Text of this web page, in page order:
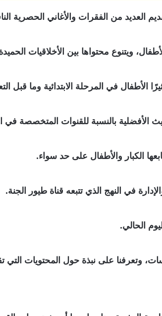
العديد من الفقرات والأغاني الحصرية
ويتنوع محتواها بين الأخلاقيات
الأطفال في المرحلة الابتدائية وما قبل
الأفضلية بالنسبة للقنوات المتخصصة
الكبار والأطفال على حد سواء.
في النهج الذي تتبعه قناة طيور الجنة.
طيور الجنة لعام 2023 على النايل سات، وتعرفنا على